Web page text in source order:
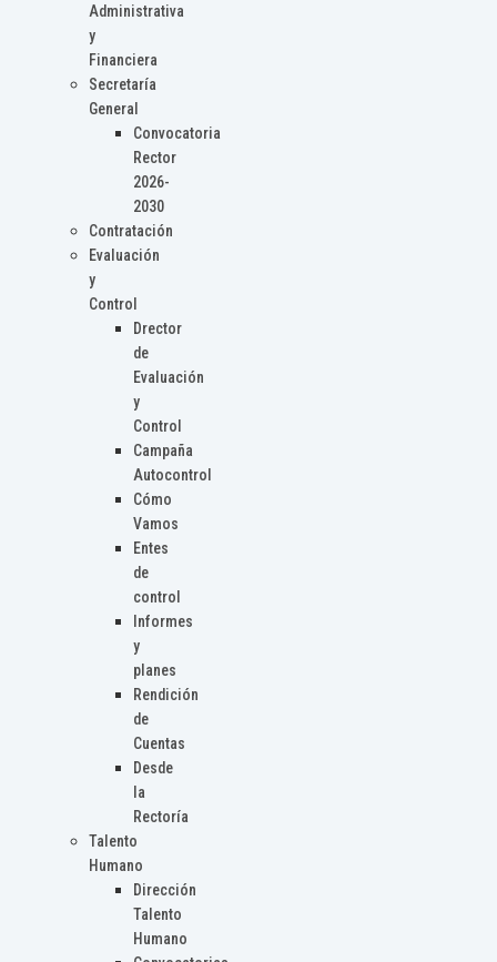
Administrativa
y
Financiera
Secretaría
General
Convocatoria
Rector
2026-
2030
Contratación
Evaluación
y
Control
Drector
de
Evaluación
y
Control
Campaña
Autocontrol
Cómo
Vamos
Entes
de
control
Informes
y
planes
Rendición
de
Cuentas
Desde
la
Rectoría
Talento
Humano
Dirección
Talento
Humano